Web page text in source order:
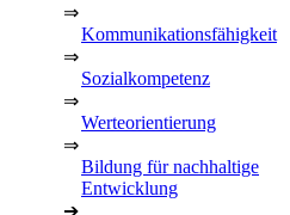
⇒
Kommunikationsfähigkeit
⇒
Sozialkompetenz
⇒
Werteorientierung
⇒
Bildung für nachhaltige
Entwicklung
➔